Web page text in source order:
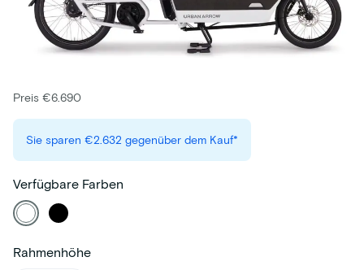
Preis €6.690
Sie sparen €2.632 gegenüber dem Kauf*
Verfügbare Farben
Rahmenhöhe